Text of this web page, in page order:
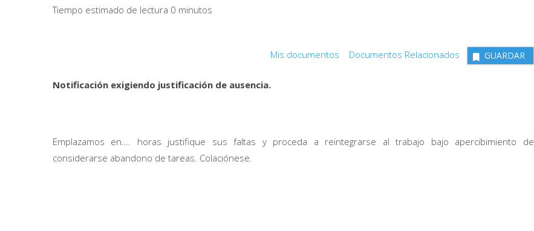
Tiempo estimado de lectura 0 minutos
Mis documentos Documentos Relacionados GUARDAR
Notificación exigiendo justificación de ausencia.
Emplazamos en…. horas justifique sus faltas y proceda a reintegrarse al trabajo bajo apercibimiento de
considerarse abandono de tareas. Colaciónese.